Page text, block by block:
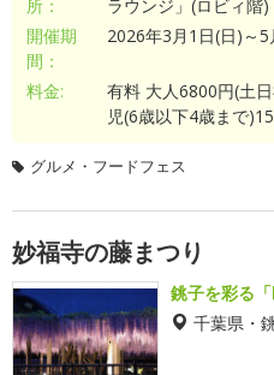
所：
ラウンジ」(ロビィ階)
開催期
間：
2026年3月1日(日)～5
料金:
有料 大人6800円(土
児(6歳以下4歳まで
グルメ・フードフェス
妙福寺の藤まつり
銚子を彩る
千葉県・